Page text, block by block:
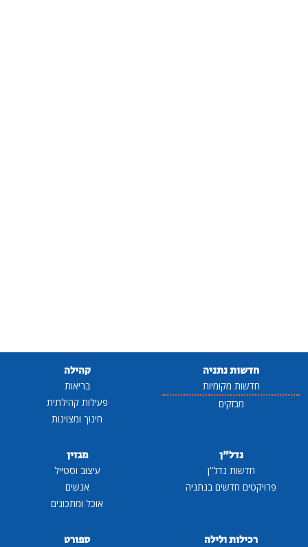
חדשות נתניה
חדשות מקומיות
מבזקים
קהילה
בריאות
פעילות קהילתית
חינוך ומצוינות
נדל"ן
חדשות נדל"ן
פרויקטים חדשים בנתניה
מגזין
עיצוב וסטייל
אנשים
אוכל ומתכונים
רכילות ולילה ספורט